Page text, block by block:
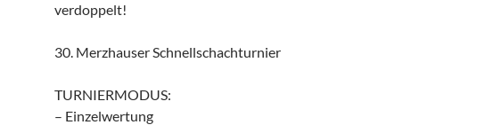
verdoppelt!
30. Merzhauser Schnellschachturnier
TURNIERMODUS:
– Einzelwertung